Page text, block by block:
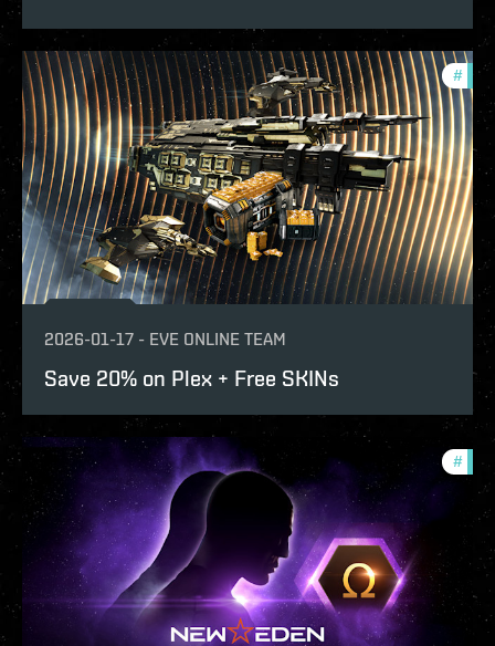
#
2026-01-17 - EVE ONLINE TEAM
Save 20% on Plex + Free SKINs
#